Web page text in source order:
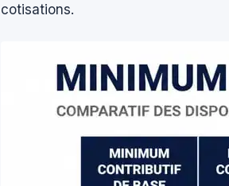
cotisations.